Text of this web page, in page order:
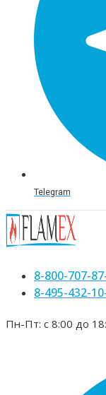
Telegram
8-800-707-
8-495-432-
Пн-Пт: с 8:00 до